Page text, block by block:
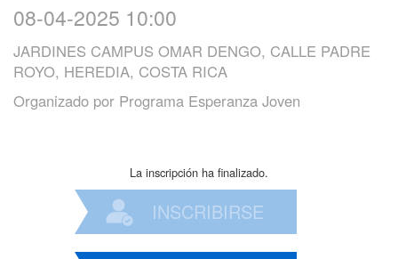
08-04-2025 10:00
JARDINES CAMPUS OMAR DENGO, CALLE PADRE
ROYO, HEREDIA, COSTA RICA
Organizado por Programa Esperanza Joven
La inscripción ha finalizado.
INSCRIBIRSE